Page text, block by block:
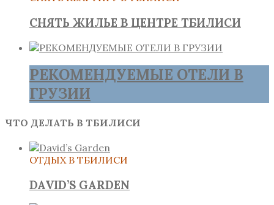
СНЯТЬ ЖИЛЬЕ В ЦЕНТРЕ ТБИЛИСИ
РЕКОМЕНДУЕМЫЕ ОТЕЛИ В
ГРУЗИИ
ЧТО ДЕЛАТЬ В ТБИЛИСИ
ОТДЫХ В ТБИЛИСИ
DAVID’S GARDEN